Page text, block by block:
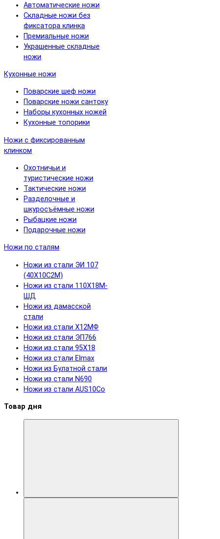
Автоматические ножи
Складные ножи без
фиксатора клинка
Премиальные ножи
Украшенные складные
ножи
Кухонные ножи
Поварские шеф ножи
Поварские ножи сантоку
Наборы кухонных ножей
Кухонные топорики
Ножи с фиксированным
клинком
Охотничьи и
туристические ножи
Тактические ножи
Разделочные и
шкуросъёмные ножи
Рыбацкие ножи
Подарочные ножи
Ножи по сталям
Ножи из стали ЭИ 107
(40Х10С2М)
Ножи из стали 110Х18М-
ШД
Ножи из дамасской
стали
Ножи из стали Х12МФ
Ножи из стали ЭП766
Ножи из стали 95Х18
Ножи из стали Elmax
Ножи из Булатной стали
Ножи из стали N690
Ножи из стали AUS10Co
Товар дня